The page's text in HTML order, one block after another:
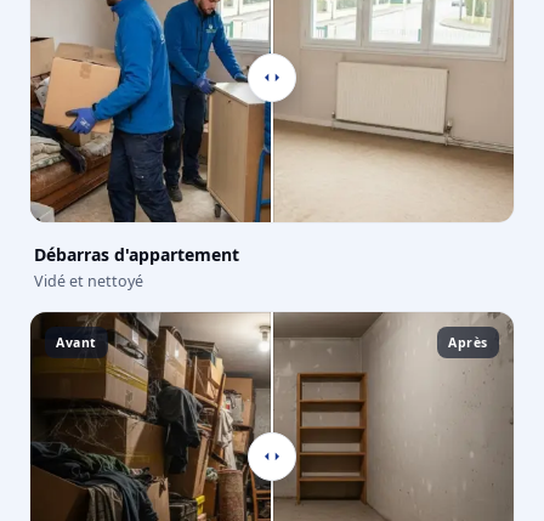
Débarras d'appartement
Vidé et nettoyé
Avant Après